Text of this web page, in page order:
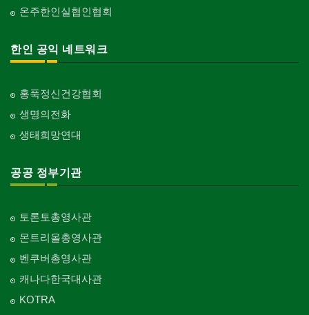
온주한인실협인협회
한인 공익 네트워크
홍푹정신건강협회
생명의전화
생태희망연대
공공 정부기관
토론토총영사관
몬트리올총영사관
벤쿠버총영사관
캐나다한국대사관
KOTRA